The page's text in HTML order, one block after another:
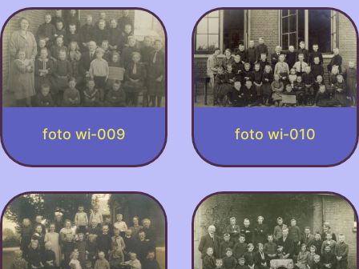
foto wi-009 foto wi-010